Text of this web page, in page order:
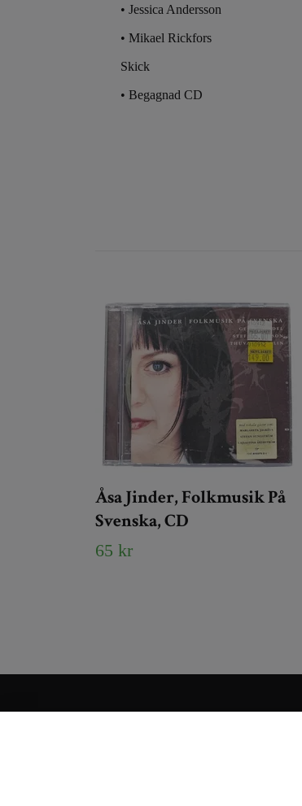
• Jessica Andersson
• Mikael Rickfors
Skick
• Begagnad CD
Åsa Jinder, Folkmusik På
Svenska, CD
65 kr